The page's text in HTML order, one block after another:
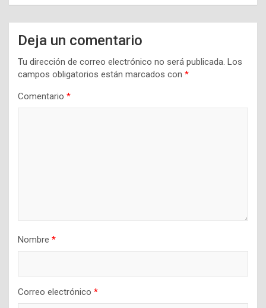
Deja un comentario
Tu dirección de correo electrónico no será publicada. Los
campos obligatorios están marcados con *
Comentario *
Nombre *
Correo electrónico *